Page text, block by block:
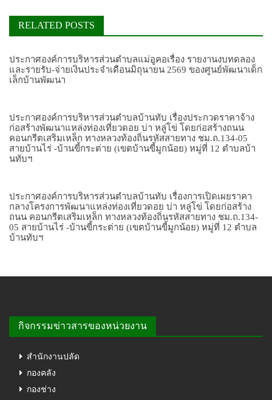
RELATED POSTS
ประกาศองค์การบริหารส่วนตำบลแม่อูคอเรื่อง รายงานงบทดลอง
และรายรับ-จ่ายเงินประจำเดือนมิถุนายน 2569 ของศูนย์พัฒนาเด็ก
เล็กบ้านพัฒนา
ประกาศองค์การบริหารส่วนตำบลบ้านทับ เรื่องประกวดราคาจ้าง
ก่อสร้างพัฒนาแหล่งท่องเที่ยวดอย บ่า หลู่โข่ โดยก่อสร้างถนน
คอนกรีตเสริมเหล็ก ทางหลวงท้องถิ่นรหัสสายทาง ชม.ถ.134-05
สายบ้านไร่ -บ้านขี้กระต่าย (เขตบ้านขี้มูกน้อย) หมู่ที่ 12 ตำบลบ้า
นทับฯ
ประกาศองค์การบริหารส่วนตำบลบ้านทับ เรื่องการเปิดเผยราคา
กลางโครงการพัฒนาแหล่งท่องเที่ยวดอย บ่า หลู่โข่ โดยก่อสร้าง
ถนน คอนกรีตเสริมเหล็ก ทางหลวงท้องถิ่นรหัสสายทาง ชม.ถ.134-
05 สายบ้านไร่ -บ้านขี้กระต่าย (เขตบ้านขี้มูกน้อย) หมู่ที่ 12 ตำบล
บ้านทับฯ
กิจกรรมข่าวสารของหน่วยงาน
สำนักงานปลัด
กองคลัง
กองช่าง